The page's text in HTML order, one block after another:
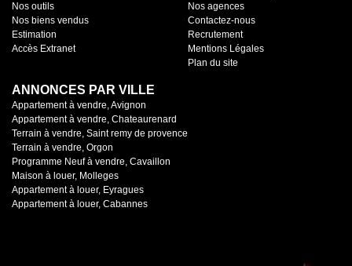
Nos outils
Nos biens vendus
Estimation
Accès Extranet
Nos agences
Contactez-nous
Recrutement
Mentions Légales
Plan du site
ANNONCES PAR VILLE
Appartement à vendre, Avignon
Appartement à vendre, Chateaurenard
Terrain à vendre, Saint remy de provence
Terrain à vendre, Orgon
Programme Neuf à vendre, Cavaillon
Maison à louer, Molleges
Appartement à louer, Eyragues
Appartement à louer, Cabannes